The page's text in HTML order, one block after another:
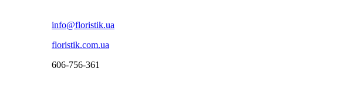
info@floristik.ua
floristik.com.ua
606-756-361